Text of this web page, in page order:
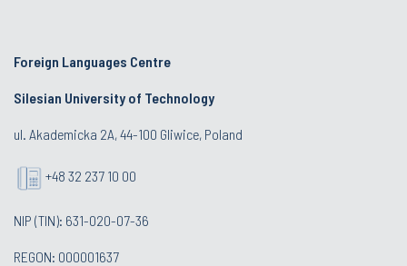
Foreign Languages Centre
Silesian University of Technology
ul. Akademicka 2A, 44-100 Gliwice, Poland
+48 32 237 10 00
NIP (TIN): 631-020-07-36
REGON: 000001637